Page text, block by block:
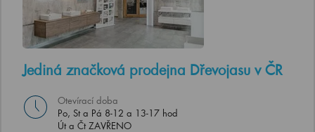
Jediná značková prodejna Dřevojasu v ČR
Otevírací doba
Po, St a Pá 8-12 a 13-17 hod
Út a Čt ZAVŘENO